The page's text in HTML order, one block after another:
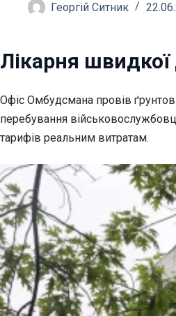
Георгій Ситник
Лікарня
Офіс Омбудсмана провів
перебування
тарифів реальним витратам.